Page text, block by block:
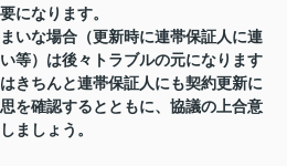
になります。
いな場合（更新時に連帯保証人に連
等）は後々トラブルの元になります
きちんと連帯保証人にも契約更新に
を確認するとともに、協議の上合意
ましょう。